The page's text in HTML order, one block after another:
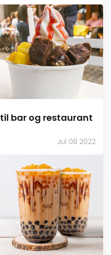
bar og restaurant
Jul 08 2022